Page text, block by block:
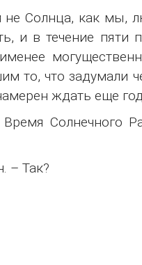
Солнца, как мы,
и в течение пяти
то, что задумали
ждать еще
Солнечного
– Так?